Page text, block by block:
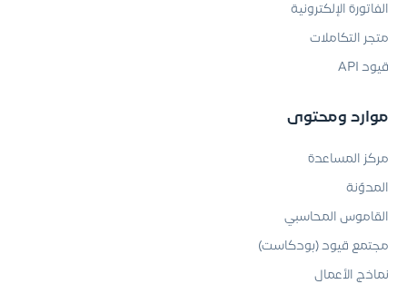
الفاتورة الإلكترونية
متجر التكاملات
قيود API
موارد ومحتوى
مركز المساعدة
المدوّنة
القاموس المحاسبي
مجتمع قيود (بودكاست)
نماذج الأعمال